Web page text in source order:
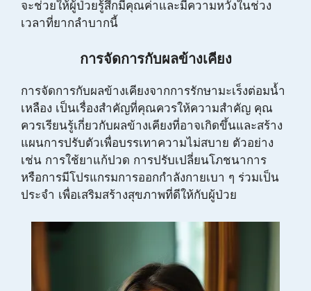
จะช่วยให้ผู้ป่วยรู้สึกมีคุณค่าและมีความหวังในช่วง
เวลาที่ยากลำบากนี้
การจัดการกับผลข้างเคียง
การจัดการกับผลข้างเคียงจากการรักษามะเร็งต่อมน้ำ
เหลือง เป็นเรื่องสำคัญที่คุณควรให้ความสำคัญ คุณ
ควรเรียนรู้เกี่ยวกับผลข้างเคียงที่อาจเกิดขึ้นและสร้าง
แผนการปรับตัวเพื่อบรรเทาความไม่สบาย ตัวอย่าง
เช่น การใช้ยาแก้ปวด การปรับเปลี่ยนโภชนาการ
หรือการมีโปรแกรมการออกกำลังกายเบา ๆ ร่วมเป็น
ประจำ เพื่อเสริมสร้างสุขภาพที่ดีให้กับผู้ป่วย